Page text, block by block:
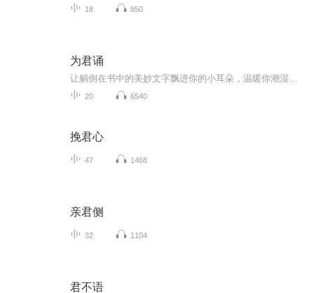
18 850
为君诵
20 6540
挽君心
47 1468
亲君侧
32 1104
君不语